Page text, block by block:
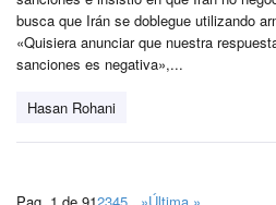
busca que Irán se doblegue utilizando
«Quisiera anunciar que nuestra
sanciones es negativa»,...
Hasan Rohani